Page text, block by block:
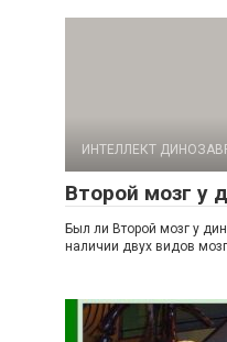
ИНТЕЛЛЕКТ
Второй мозг у
Был ли Второй мозг у
наличии двух видов